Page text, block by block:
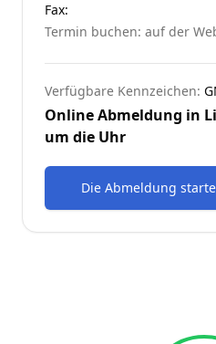
Fax:
Termin buchen: auf der
Verfügbare Kennzeichen:
Online Abmeldung in
um die Uhr
Die Abmeldung